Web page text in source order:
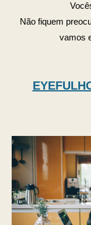
Não fiquem
vamos